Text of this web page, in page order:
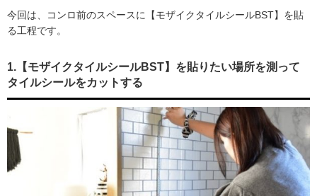
今回は、コンロ前のスペースに【モザイクタイルシールBST】を貼
る工程です。
1.【モザイクタイルシールBST】を貼りたい場所を測って
タイルシールをカットする